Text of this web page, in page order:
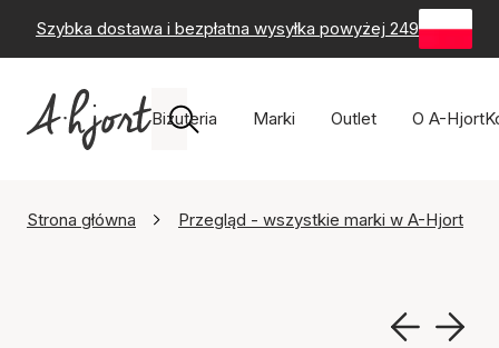
Szybka dostawa i bezpłatna wysyłka powyżej 249 zł -
Biżuteria Marki Outlet O A-Hjort
Strona główna Przegląd - wszystkie marki w A-Hjort